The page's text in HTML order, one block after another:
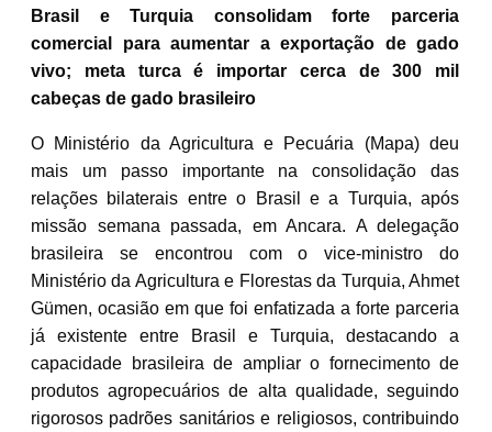
Brasil e Turquia consolidam forte parceria
comercial para aumentar a exportação de gado
vivo; meta turca é importar cerca de 300 mil
cabeças de gado brasileiro
O Ministério da Agricultura e Pecuária (Mapa) deu
mais um passo importante na consolidação das
relações bilaterais entre o Brasil e a Turquia, após
missão semana passada, em Ancara. A delegação
brasileira se encontrou com o vice-ministro do
Ministério da Agricultura e Florestas da Turquia, Ahmet
Gümen, ocasião em que foi enfatizada a forte parceria
já existente entre Brasil e Turquia, destacando a
capacidade brasileira de ampliar o fornecimento de
produtos agropecuários de alta qualidade, seguindo
rigorosos padrões sanitários e religiosos, contribuindo